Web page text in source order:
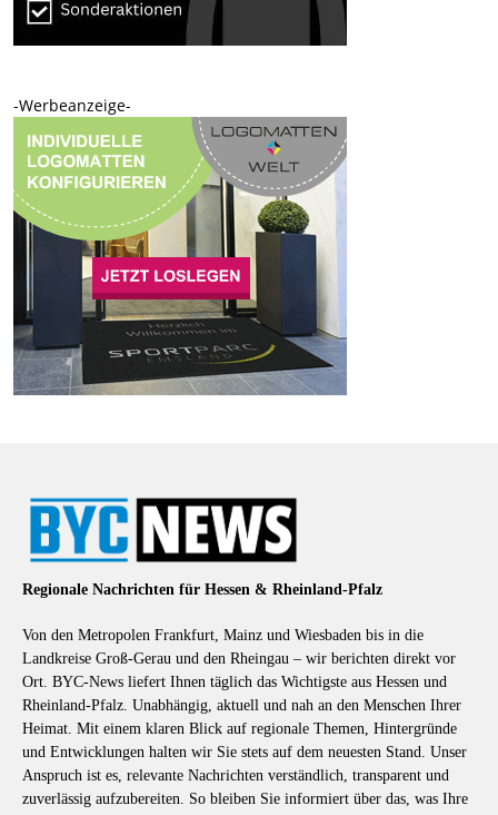
-Werbeanzeige-
Regionale Nachrichten für Hessen & Rheinland-Pfalz
Von den Metropolen Frankfurt, Mainz und Wiesbaden bis in die
Landkreise Groß-Gerau und den Rheingau – wir berichten direkt vor
Ort. BYC-News liefert Ihnen täglich das Wichtigste aus Hessen und
Rheinland-Pfalz. Unabhängig, aktuell und nah an den Menschen Ihrer
Heimat. Mit einem klaren Blick auf regionale Themen, Hintergründe
und Entwicklungen halten wir Sie stets auf dem neuesten Stand. Unser
Anspruch ist es, relevante Nachrichten verständlich, transparent und
zuverlässig aufzubereiten. So bleiben Sie informiert über das, was Ihre